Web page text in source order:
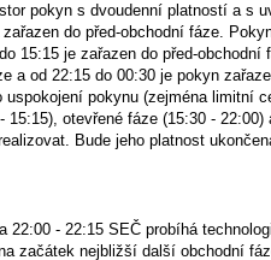
pokyn s dvoudenní platností a s
do před-obchodní fáze.
15:15 je zařazen do před-
a od 22:15 do 00:30 je pokyn
uspokojení pokynu (zejména limitní
15:15), otevřené fáze (15:30 -
Bude jeho platnost
22:00 - 22:15 SEČ probíhá
začátek nejbližší další obchodní